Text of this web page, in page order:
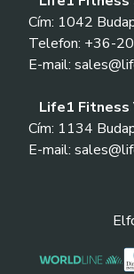
Cím: 1042
Telefon: +36-
E-mail:
Life1 Fitness
Cím: 1134
E-mail: